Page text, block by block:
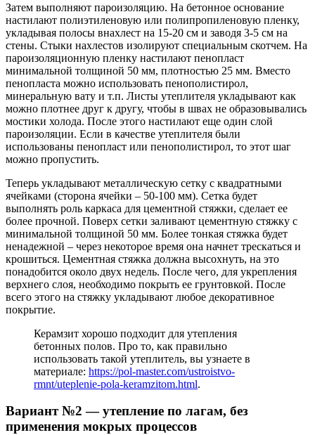
Затем выполняют пароизоляцию. На бетонное основание
настилают полиэтиленовую или полипропиленовую пленку,
укладывая полосы внахлест на 15-20 см и заводя 3-5 см на
стены. Стыки нахлестов изолируют специальным скотчем. На
пароизоляционную пленку настилают пенопласт
минимальной толщиной 50 мм, плотностью 25 мм. Вместо
пенопласта можно использовать пенополистирол,
минеральную вату и т.п. Листы утеплителя укладывают как
можно плотнее друг к другу, чтобы в швах не образовывались
мостики холода. После этого настилают еще один слой
пароизоляции. Если в качестве утеплителя были
использованы пенопласт или пенополистирол, то этот шаг
можно пропустить.
Теперь укладывают металлическую сетку с квадратными
ячейками (сторона ячейки – 50-100 мм). Сетка будет
выполнять роль каркаса для цементной стяжки, сделает ее
более прочной. Поверх сетки заливают цементную стяжку с
минимальной толщиной 50 мм. Более тонкая стяжка будет
ненадежной – через некоторое время она начнет трескаться и
крошиться. Цементная стяжка должна высохнуть, на это
понадобится около двух недель. После чего, для укрепления
верхнего слоя, необходимо покрыть ее грунтовкой. После
всего этого на стяжку укладывают любое декоративное
покрытие.
Керамзит хорошо подходит для утепления
бетонных полов. Про то, как правильно
использовать такой утеплитель, вы узнаете в
материале: https://pol-master.com/ustroistvo-
rmnt/uteplenie-pola-keramzitom.html.
Вариант №2 — утепление по лагам, без
применения мокрых процессов